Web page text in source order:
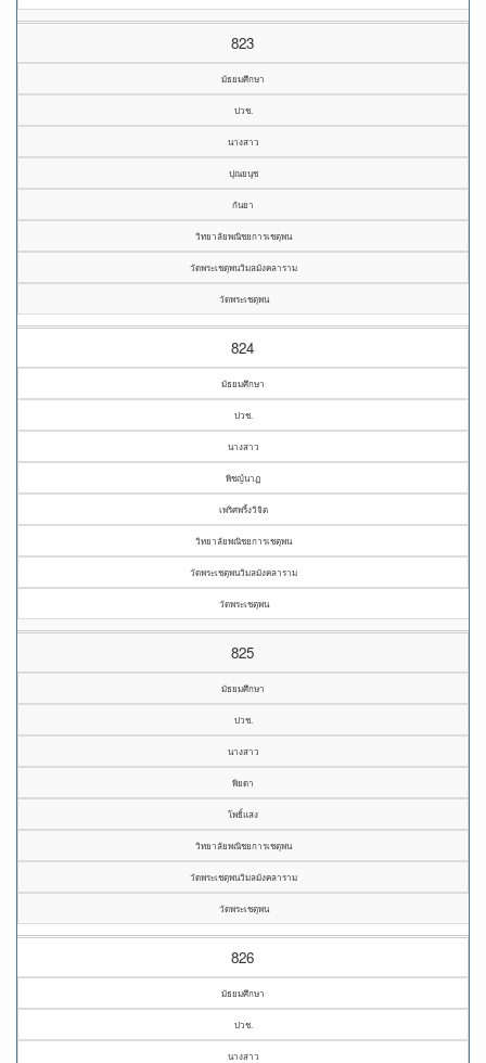
823
มัธยมศึกษา
ปวช.
นางสาว
ปุณยนุช
กันยา
วิทยาลัยพณิชยการเชตุพน
วัดพระเชตุพนวิมลมังคลาราม
วัดพระเชตุพน
824
มัธยมศึกษา
ปวช.
นางสาว
พิชญ์นาฏ
เพริศพริ้งวิจิต
วิทยาลัยพณิชยการเชตุพน
วัดพระเชตุพนวิมลมังคลาราม
วัดพระเชตุพน
825
มัธยมศึกษา
ปวช.
นางสาว
พิยดา
โพธิ์แสง
วิทยาลัยพณิชยการเชตุพน
วัดพระเชตุพนวิมลมังคลาราม
วัดพระเชตุพน
826
มัธยมศึกษา
ปวช.
นางสาว